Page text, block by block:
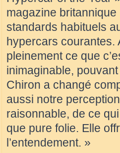
magazine britannique
standards habituels
hypercars courantes.
pleinement ce que
inimaginable,
Chiron a changé
aussi notre
raisonnable, de ce
que pure folie. Elle
l’entendement. »